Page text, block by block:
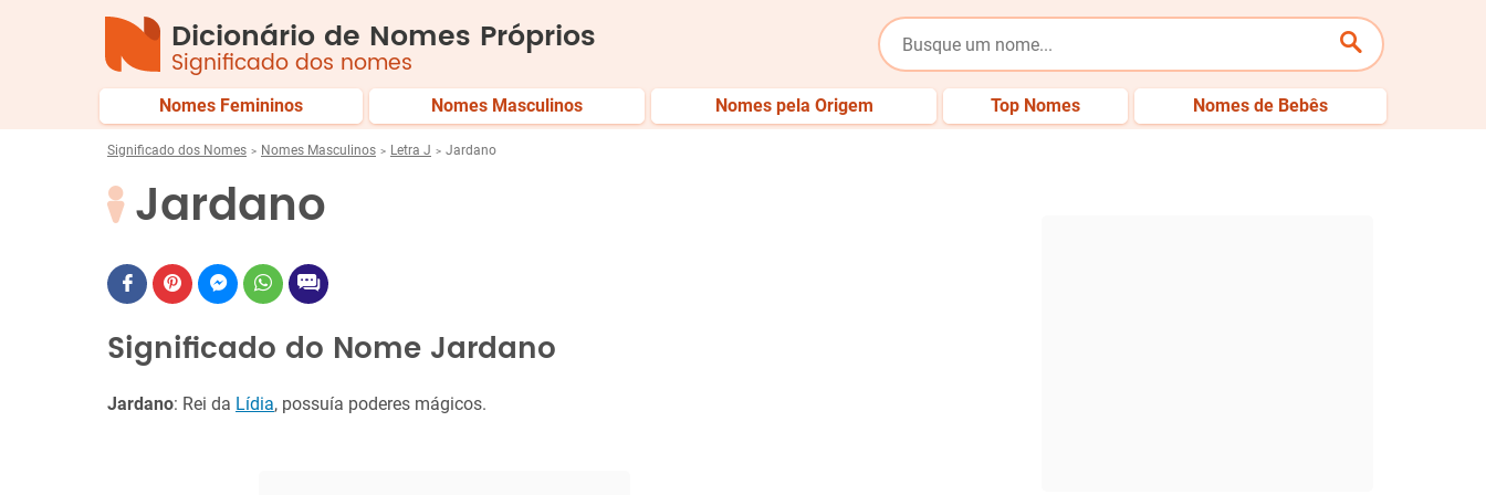
Dicionário de Nomes Próprios
Significado dos nomes
Nomes Femininos Nomes Masculinos Nomes pela Origem Top Nomes Nomes de Bebês
Significado dos Nomes Nomes Masculinos Letra J Jardano
Jardano
Significado do Nome Jardano
Jardano: Rei da Lídia, possuía poderes mágicos.